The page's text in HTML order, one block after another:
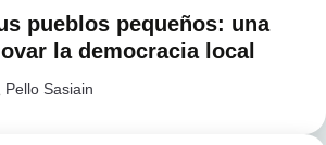
pueblos pequeños: una
la democracia local
Pello Sasiain